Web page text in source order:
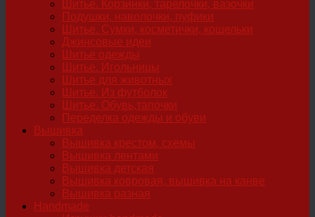
Шитье. Корзинки, тарелочки, вазочки
Подушки, наволочки, пуфики
Шитье. Сумки, косметички, кошельки
Джинсовые идеи
Шитье одежды
Шитье. Игольницы
Шитье для животных
Шитье. Из футболок
Шитье. Обувь,тапочки
Переделка одежды и обуви
Вышивка
Вышивка крестом, схемы
Вышивка лентами
Вышивка детская
Вышивка ковровая, вышивка на канве
Вышивка разная
Handmade